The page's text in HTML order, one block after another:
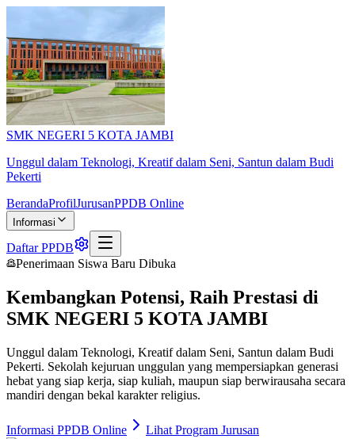
SMK NEGERI 5 KOTA JAMBI
Unggul dalam Teknologi, Kreatif dalam Seni, Santun dalam Budi
Pekerti
BerandaProfilJurusanPPDB Online
Informasi
Daftar PPDB
Penerimaan Siswa Baru Dibuka
Kembangkan Potensi, Raih Prestasi di
SMK NEGERI 5 KOTA JAMBI
Unggul dalam Teknologi, Kreatif dalam Seni, Santun dalam Budi
Pekerti. Sekolah kejuruan unggulan yang mempersiapkan generasi
hebat yang siap kerja, siap kuliah, maupun siap berwirausaha secara
mandiri dengan bekal karakter religius.
Informasi PPDB Online Lihat Program Jurusan